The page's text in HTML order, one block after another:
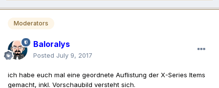
Moderators
Baloralys
Posted July 9, 2017
ich habe euch mal eine geordnete Auflistung der X-Series Items
gemacht, inkl. Vorschaubild versteht sich.